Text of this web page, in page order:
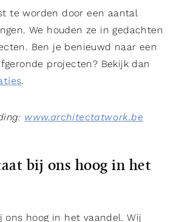
te worden door een aantal
We houden ze in gedachten
Ben je benieuwd naar een
projecten? Bekijk dan
.
www.architectatwork.be
bij ons hoog in het
ons hoog in het vaandel. Wij